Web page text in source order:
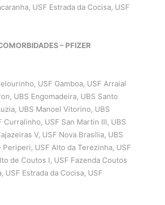
USF Estrada da Cocisa, USF
– PFIZER
USF Gamboa, USF Arraial
UBS Engomadeira, UBS Santo
UBS Manoel Vitorino, UBS
USF San Martin III, UBS
V, USF Nova Brasília, UBS
USF Alto da Terezinha, USF
de Coutos I, USF Fazenda Coutos
USF Estrada da Cocisa, USF